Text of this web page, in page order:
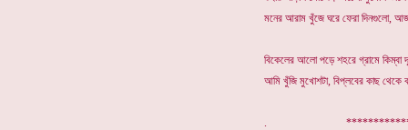
মনের আরাম খুঁজে ঘরে ফেরা দিনগুলো,
বিকেলের আলো পড়ে শহরে গ্রামে
আমি খুঁজি মুখোশটা, বিপ্লবের কাছ থেকে
.